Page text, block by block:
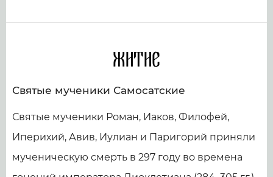
Житие
Святые мученики Самосатские
Святые мученики Роман, Иаков, Филофей,
Иперихий, Авив, Иулиан и Паригорий приняли
мученическую смерть в 297 году во времена